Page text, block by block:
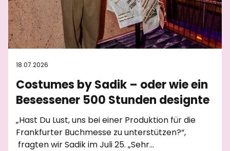
18.07.2026
Costumes by Sadik – oder wie ein
Besessener 500 Stunden designte
„Hast Du Lust, uns bei einer Produktion für die
Frankfurter Buchmesse zu unterstützen?“,
fragten wir Sadik im Juli 25. „Sehr…